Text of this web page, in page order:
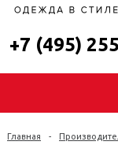
+7 (495)
Главная -